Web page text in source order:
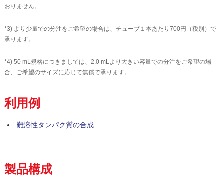
おりません。
*3) より少量での分注をご希望の場合は、チューブ１本あたり700円（税別）で
承ります。
*4) 50 mL規格につきましては、2.0 mLより大きい容量での分注をご希望の場
合、ご希望のサイズに応じて無償で承ります。
利用例
難溶性タンパク質の合成
製品構成